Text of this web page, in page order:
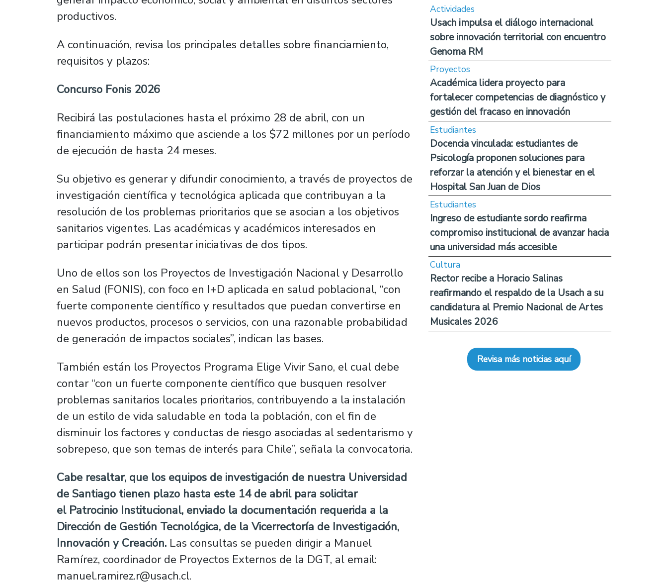
productivos.
A continuación, revisa los principales detalles sobre financiamiento,
requisitos y plazos:
Concurso Fonis 2026
Recibirá las postulaciones hasta el próximo 28 de abril, con un
financiamiento máximo que asciende a los $72 millones por un período
de ejecución de hasta 24 meses.
Su objetivo es generar y difundir conocimiento, a través de proyectos de
investigación científica y tecnológica aplicada que contribuyan a la
resolución de los problemas prioritarios que se asocian a los objetivos
sanitarios vigentes. Las académicas y académicos interesados en
participar podrán presentar iniciativas de dos tipos.
Uno de ellos son los Proyectos de Investigación Nacional y Desarrollo
en Salud (FONIS), con foco en I+D aplicada en salud poblacional, “con
fuerte componente científico y resultados que puedan convertirse en
nuevos productos, procesos o servicios, con una razonable probabilidad
de generación de impactos sociales”, indican las bases.
También están los Proyectos Programa Elige Vivir Sano, el cual debe
contar “con un fuerte componente científico que busquen resolver
problemas sanitarios locales prioritarios, contribuyendo a la instalación
de un estilo de vida saludable en toda la población, con el fin de
disminuir los factores y conductas de riesgo asociadas al sedentarismo y
sobrepeso, que son temas de interés para Chile”, señala la convocatoria.
Cabe resaltar, que los equipos de investigación de nuestra Universidad
de Santiago tienen plazo hasta este 14 de abril para solicitar
el Patrocinio Institucional, enviado la documentación requerida a la
Dirección de Gestión Tecnológica, de la Vicerrectoría de Investigación,
Innovación y Creación. Las consultas se pueden dirigir a Manuel
Ramírez, coordinador de Proyectos Externos de la DGT, al email:
manuel.ramirez.r@usach.cl.
Actividades
Usach impulsa el diálogo internacional
sobre innovación territorial con encuentro
Genoma RM
Proyectos
Académica lidera proyecto para
fortalecer competencias de diagnóstico y
gestión del fracaso en innovación
Estudiantes
Docencia vinculada: estudiantes de
Psicología proponen soluciones para
reforzar la atención y el bienestar en el
Hospital San Juan de Dios
Estudiantes
Ingreso de estudiante sordo reafirma
compromiso institucional de avanzar hacia
una universidad más accesible
Cultura
Rector recibe a Horacio Salinas
reafirmando el respaldo de la Usach a su
candidatura al Premio Nacional de Artes
Musicales 2026
Revisa más noticias aquí